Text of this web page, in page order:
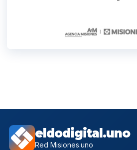
eldodigital.uno
Red Misiones.uno